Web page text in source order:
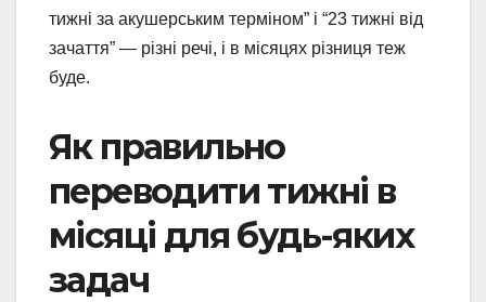
тижні за акушерським терміном” і “23 тижні від
зачаття” — різні речі, і в місяцях різниця теж
буде.
Як правильно
переводити тижні в
місяці для будь-яких
задач